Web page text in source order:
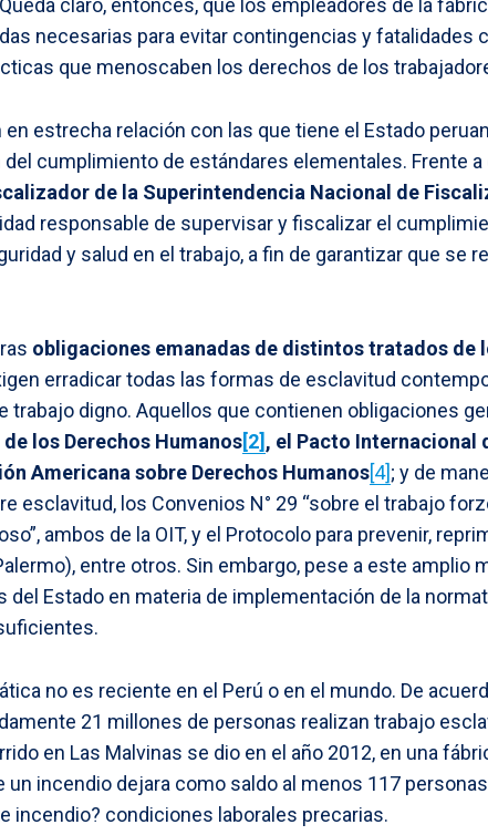
claro, entonces, que los empleadores de la
necesarias para evitar contingencias y fatalidades
que menoscaben los derechos de los
estrecha relación con las que tiene el Estado
cumplimiento de estándares elementales. Frente
de la Superintendencia Nacional de
responsable de supervisar y fiscalizar el
y salud en el trabajo, a fin de garantizar que se
obligaciones emanadas de distintos tratados de
erradicar todas las formas de esclavitud
trabajo digno. Aquellos que contienen obligaciones
los Derechos Humanos[2] , el Pacto Internacional
Americana sobre Derechos Humanos[4]; y de
esclavitud, los Convenios N° 29 “sobre el trabajo
ambos de la OIT, y el Protocolo para prevenir,
entre otros. Sin embargo, pese a este amplio
del Estado en materia de implementación de la
no es reciente en el Perú o en el mundo. De
21 millones de personas realizan trabajo
en Las Malvinas se dio en el año 2012, en una
un incendio dejara como saldo al menos 117
incendio? condiciones laborales precarias.